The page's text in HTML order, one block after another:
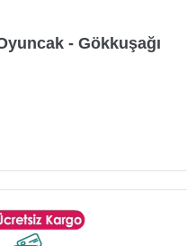
- Gökkuşağı